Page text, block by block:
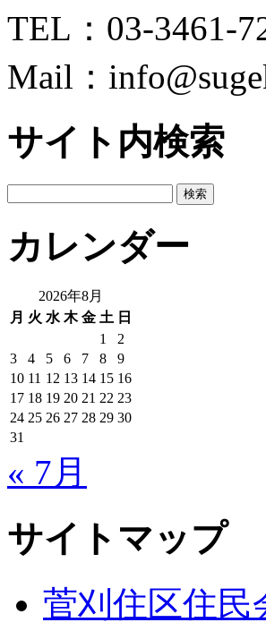
TEL：03-3461-
Mail：
サイト内検索
カレンダー
2026年8月
月 火 水 木 金 土 日
1
2
3
4 5 6 7 8
9
10 11 12 13 14 15 16
17 18 19 20 21 22 23
24 25 26 27 28 29 30
31
« 7月
サイトマップ
菅刈住区住民